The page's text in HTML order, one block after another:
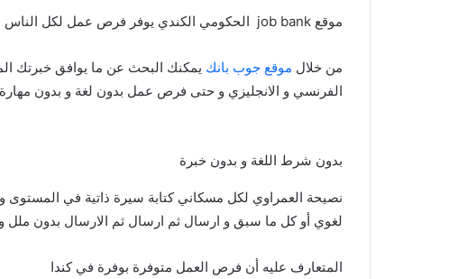
موقع job bank الحكومي الكندي يوفر فرص عمل لكل الناس الكنديين و الأجانب المقيمين في كندا و غير المقيمين
من خلال موقع جوب بانك يمكنك البحث عن ما يوافق خبرتك
الفرنسي و الانجليزي و حتى فرص عمل بدون لغة و بدون
بدون شرط اللغة و بدون خبرة
نصيحة العمراوي لكل مسكاني كتابة سيرة ذاتية في المستوى
لغوي أو كل ما سبق و ارسال ثم ارسال ثم الارسال بدون ملل
المتعارف عليه أن فرص العمل متوفرة بوفرة في كندا